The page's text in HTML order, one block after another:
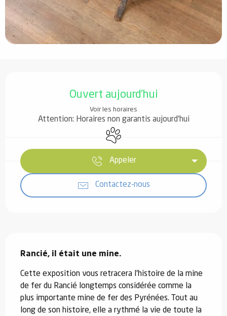
Ouvert aujourd'hui
Voir les horaires
Attention: Horaires non garantis aujourd'hui
Animaux acceptés
Appeler
Contactez-nous
Rancié, il était une mine.
Cette exposition vous retracera l'histoire de la mine
de fer du Rancié longtemps considérée comme la
plus importante mine de fer des Pyrénées. Tout au
long de son histoire, elle a rythmé la vie de toute la